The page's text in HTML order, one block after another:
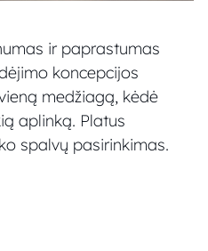
ir paprastumas
koncepcijos
medžiagą, kėdė
aplinką. Platus
spalvų pasirinkimas.